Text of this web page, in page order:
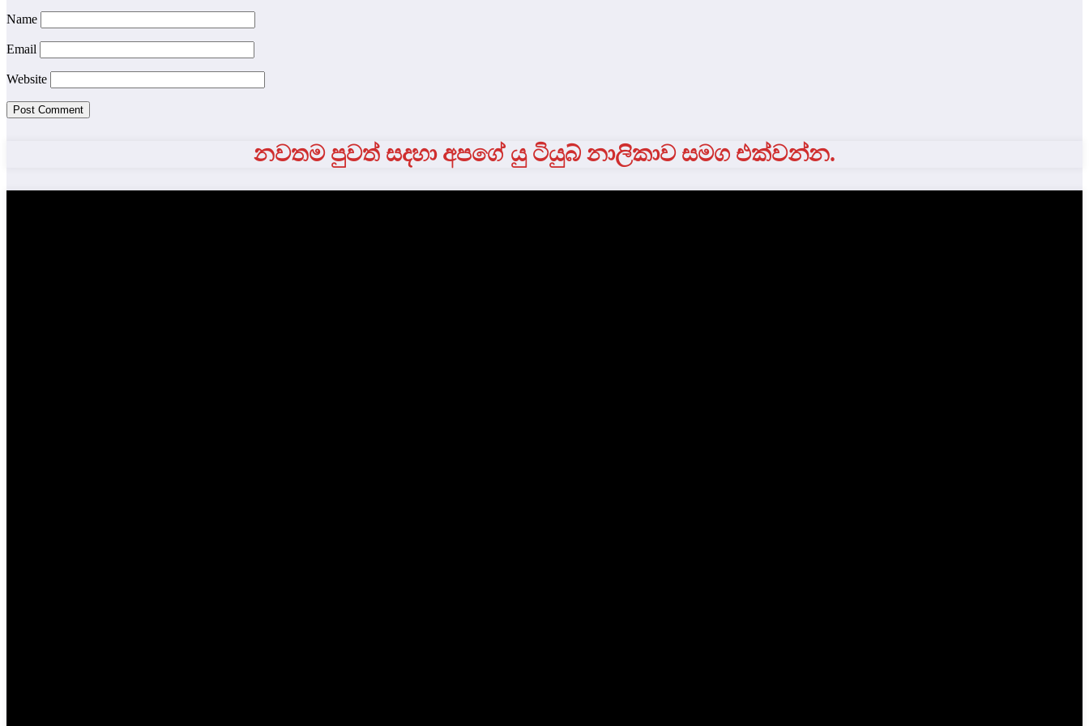
Name
Email
Website
නවතම පුවත් සදහා අපගේ යු ටියුබ් නාලිකාව සමග එක්වන්න.